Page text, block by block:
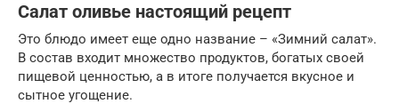
Салат оливье настоящий рецепт
Это блюдо имеет еще одно название – «Зимний салат».
В состав входит множество продуктов, богатых своей
пищевой ценностью, а в итоге получается вкусное и
сытное угощение.